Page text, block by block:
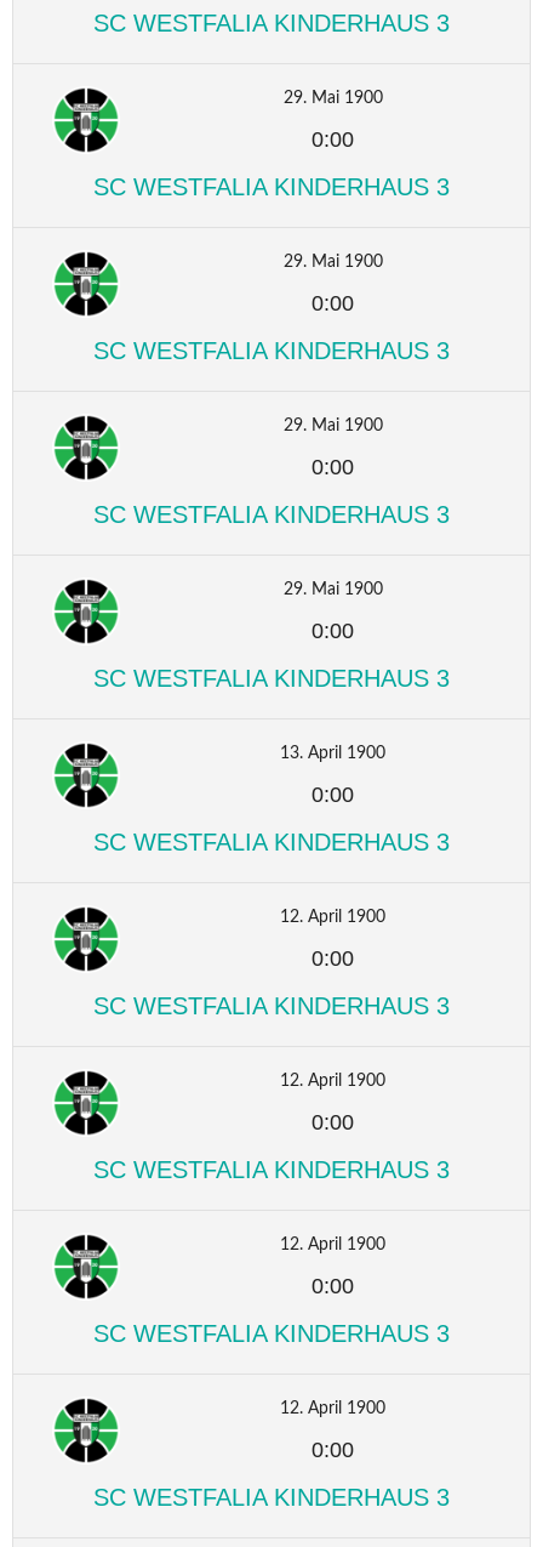
SC WESTFALIA KINDERHAUS 3
29. Mai 1900
0:00
SC WESTFALIA KINDERHAUS 3
29. Mai 1900
0:00
SC WESTFALIA KINDERHAUS 3
29. Mai 1900
0:00
SC WESTFALIA KINDERHAUS 3
29. Mai 1900
0:00
SC WESTFALIA KINDERHAUS 3
13. April 1900
0:00
SC WESTFALIA KINDERHAUS 3
12. April 1900
0:00
SC WESTFALIA KINDERHAUS 3
12. April 1900
0:00
SC WESTFALIA KINDERHAUS 3
12. April 1900
0:00
SC WESTFALIA KINDERHAUS 3
12. April 1900
0:00
SC WESTFALIA KINDERHAUS 3